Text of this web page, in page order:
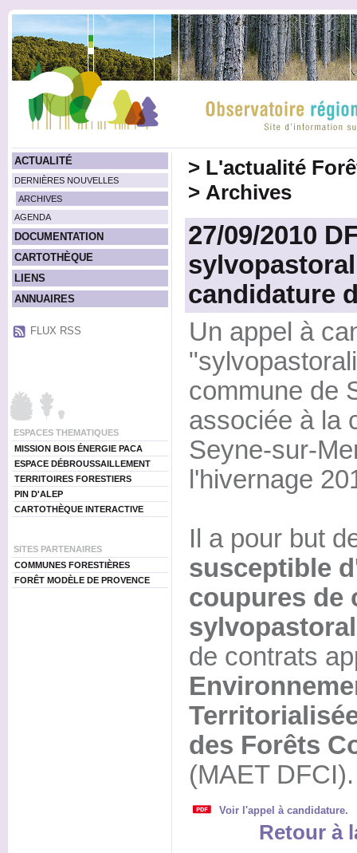
ACTUALITÉ
DERNIÈRES NOUVELLES
ARCHIVES
AGENDA
DOCUMENTATION
CARTOTHÈQUE
LIENS
ANNUAIRES
FLUX RSS
ESPACES THEMATIQUES
MISSION BOIS ÉNERGIE PACA
ESPACE DÉBROUSSAILLEMENT
TERRITOIRES FORESTIERS
PIN D'ALEP
CARTOTHÈQUE INTERACTIVE
SITES PARTENAIRES
COMMUNES FORESTIÈRES
FORÊT MODÈLE DE PROVENCE
> L'actualité
> Archives
27/09/2010
candidature
Un appel à
commune de
associée à la
Seyne-sur-
l'hivernage
Il a pour but
susceptible
coupures de
de contrats
des Forêts
(MAET DFCI).
Voir l'appel à candidature.
Retour à